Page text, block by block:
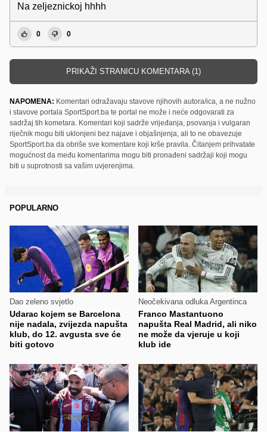
Na zeljeznickoj hhhh
0 0
PRIKAŽI STRANICU KOMENTARA (1)
NAPOMENA: Komentari odražavaju stavove njihovih autora/ica, a ne nužno
i stavove portala SportSport.ba te portal ne može i neće odgovarati za
sadržaj tih kometara. Komentari koji sadrže vrijeđanja, psovanja i vulgaran
riječnik mogu biti uklonjeni bez najave i objašnjenja, ali to ne obavezuje
SportSport.ba da obriše sve komentare koji krše pravila. Čitanjem prihvatate
mogućnost da među komentarima mogu biti pronađeni sadržaji koji mogu
biti u suprotnosti sa vašim uvjerenjima.
POPULARNO
Dao zeleno svjetlo
Udarac kojem se Barcelona
nije nadala, zvijezda napušta
klub, do 12. avgusta sve će
biti gotovo
Neočekivana odluka Argentinca
Franco Mastantuono
napušta Real Madrid, ali niko
ne može da vjeruje u koji
klub ide